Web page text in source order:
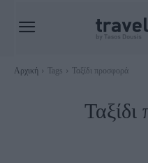
Αρχική Tags Ταξίδι προσφορά